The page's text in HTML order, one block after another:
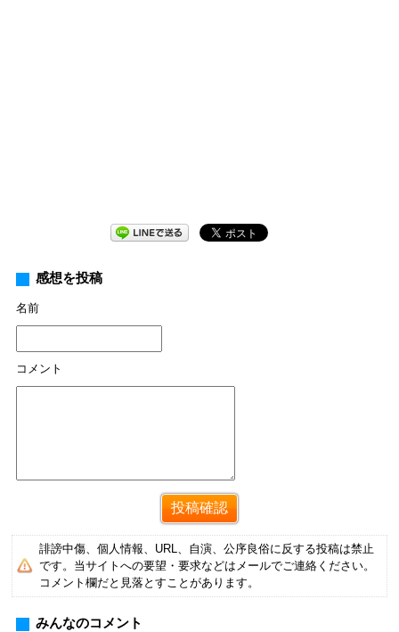
感想を投稿
名前
コメント
誹謗中傷、個人情報、URL、自演、公序良俗に反する投稿は禁止
です。当サイトへの要望・要求などはメールでご連絡ください。
コメント欄だと見落とすことがあります。
みんなのコメント